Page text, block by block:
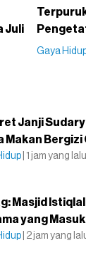
Juli
Gaya
Janji
Makan
| 1 jam yang lalu
Masjid
yang Masuk
| 2 jam yang